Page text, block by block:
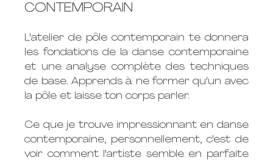
CONTEMPORAIN
L'atelier de pôle contemporain te donnera
les fondations de la danse contemporaine
et une analyse complète des techniques
de base. Apprends à ne former qu'un avec
la pôle et laisse ton corps parler.
Ce que je trouve impressionnant en danse
contemporaine, personnellement, c'est de
voir comment l'artiste semble en parfaite